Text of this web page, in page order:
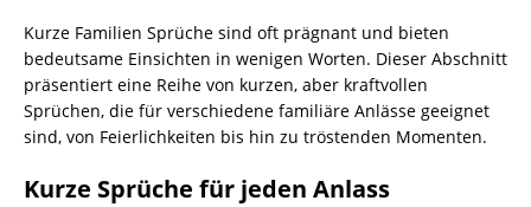
Kurze Familien Sprüche sind oft prägnant und bieten
bedeutsame Einsichten in wenigen Worten. Dieser Abschnitt
präsentiert eine Reihe von kurzen, aber kraftvollen
Sprüchen, die für verschiedene familiäre Anlässe geeignet
sind, von Feierlichkeiten bis hin zu tröstenden Momenten.
Kurze Sprüche für jeden Anlass